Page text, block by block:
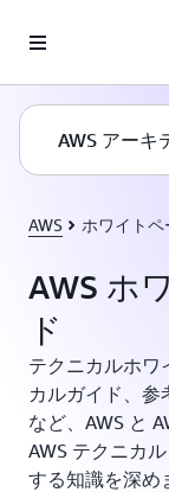
AWS アーキ
AWS ホワイトペ
AWS ホ
ド
テクニカルホワ
カルガイド、参
など、AWS と
AWS テクニカ
する知識を深め